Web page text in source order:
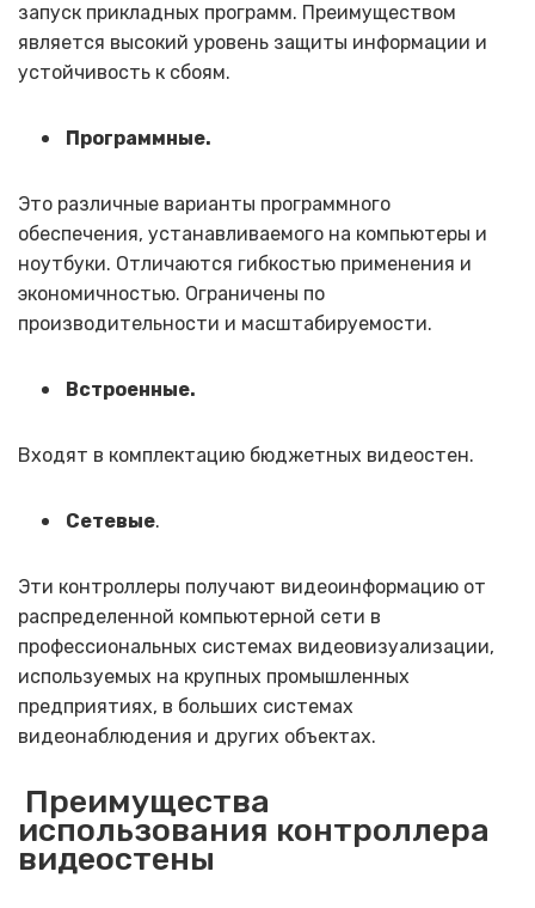
запуск прикладных программ. Преимуществом
является высокий уровень защиты информации и
устойчивость к сбоям.
Программные.
Это различные варианты программного
обеспечения, устанавливаемого на компьютеры и
ноутбуки. Отличаются гибкостью применения и
экономичностью. Ограничены по
производительности и масштабируемости.
Встроенные.
Входят в комплектацию бюджетных видеостен.
Сетевые.
Эти контроллеры получают видеоинформацию от
распределенной компьютерной сети в
профессиональных системах видеовизуализации,
используемых на крупных промышленных
предприятиях, в больших системах
видеонаблюдения и других объектах.
Преимущества
использования контроллера
видеостены